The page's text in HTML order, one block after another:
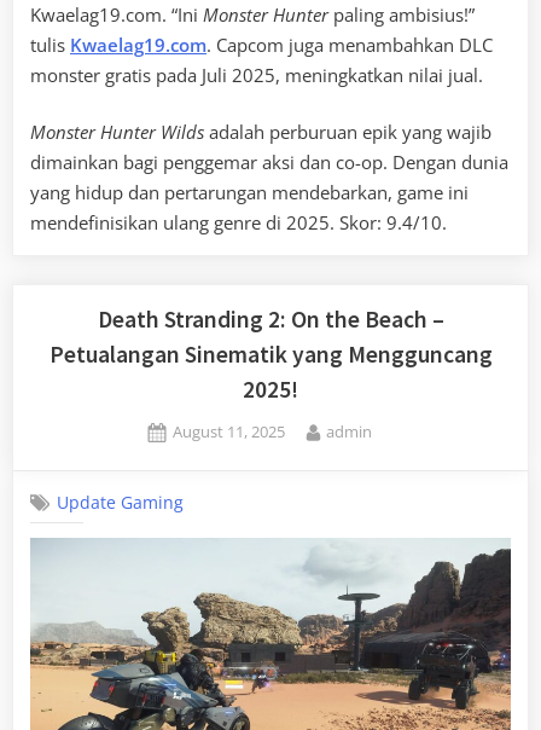
Kwaelag19.com. “Ini Monster Hunterpaling ambisius!”
tulis Kwaelag19.com. Capcom juga menambahkan DLC
monster gratis pada Juli 2025, meningkatkan nilai jual.
Monster Hunter Wilds adalah perburuan epik yang wajib
dimainkan bagi penggemar aksi dan co-op. Dengan dunia
yang hidup dan pertarungan mendebarkan, game ini
mendefinisikan ulang genre di 2025. Skor: 9.4/10.
Death Stranding 2: On the Beach –
Petualangan Sinematik yang Mengguncang
2025!
Posted
August 11, 2025 By
admin
Update Gaming